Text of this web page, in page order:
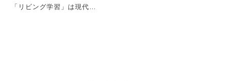
「リビング学習」は現代の